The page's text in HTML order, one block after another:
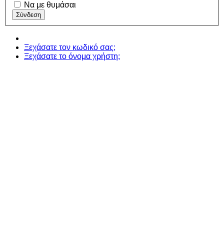
Να με θυμάσαι
Ξεχάσατε τον κωδικό σας;
Ξεχάσατε το όνομα χρήστη;